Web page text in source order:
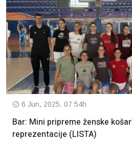
6 Jun, 2025. 07:54h
Bar: Mini pripreme ženske
reprezentacije (LISTA)